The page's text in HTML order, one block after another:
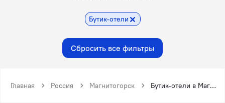
Бутик-отели
Сбросить все фильтры
Главная Россия Магнитогорск Бутик-отели в Магнитогорске